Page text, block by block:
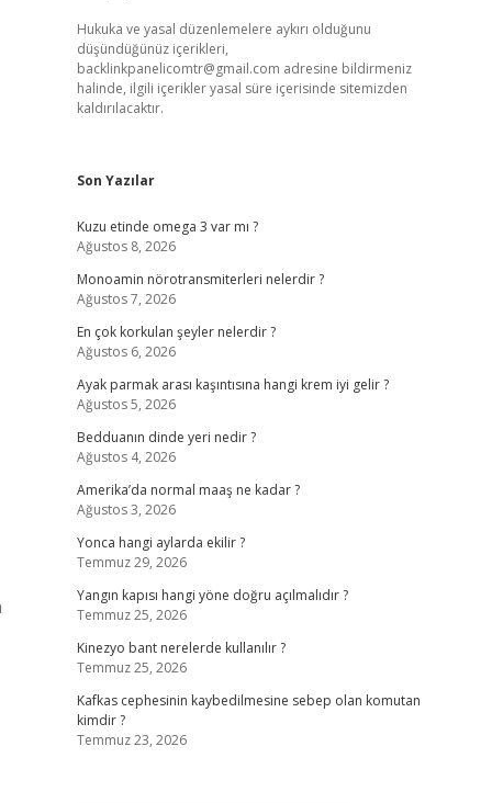
Hukuka ve yasal düzenlemelere aykırı olduğunu
düşündüğünüz içerikleri,
backlinkpanelicomtr@gmail.com adresine bildirmeniz
halinde, ilgili içerikler yasal süre içerisinde sitemizden
kaldırılacaktır.
Son Yazılar
Kuzu etinde omega 3 var mı ?
Ağustos 8, 2026
Monoamin nörotransmiterleri nelerdir ?
Ağustos 7, 2026
En çok korkulan şeyler nelerdir ?
Ağustos 6, 2026
Ayak parmak arası kaşıntısına hangi krem iyi gelir ?
Ağustos 5, 2026
Bedduanın dinde yeri nedir ?
Ağustos 4, 2026
Amerika’da normal maaş ne kadar ?
Ağustos 3, 2026
Yonca hangi aylarda ekilir ?
Temmuz 29, 2026
Yangın kapısı hangi yöne doğru açılmalıdır ?
Temmuz 25, 2026
Kinezyo bant nerelerde kullanılır ?
Temmuz 25, 2026
Kafkas cephesinin kaybedilmesine sebep olan komutan
kimdir ?
Temmuz 23, 2026